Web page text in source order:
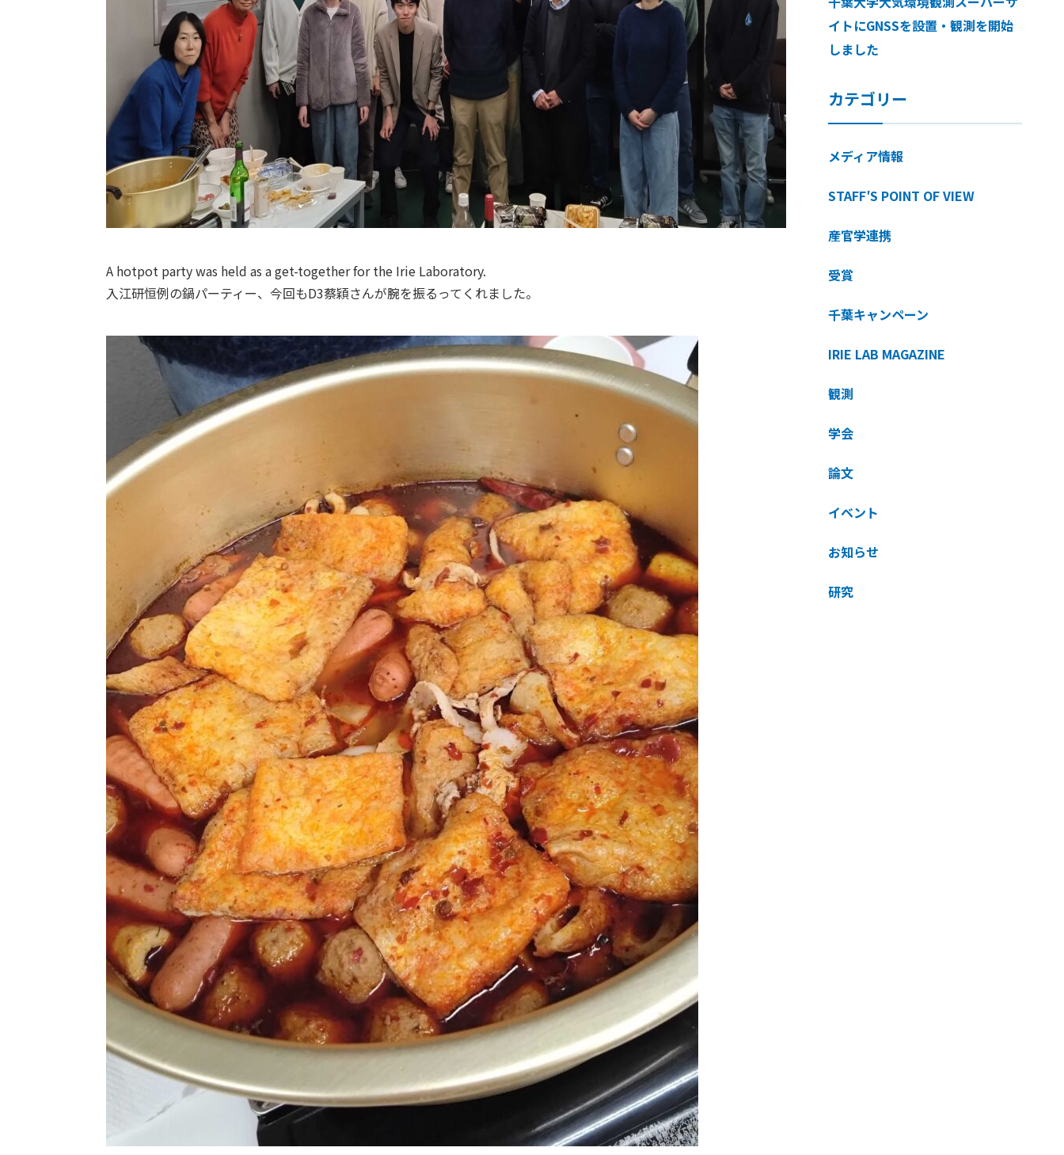
A hotpot party was held as a get-together for the Irie Laboratory.
入江研恒例の鍋パーティー、今回もD3蔡穎さんが腕を振るってくれました。
イトにGNSSを設置・観測を開始
しました
カテゴリー
メディア情報
STAFF′S POINT OF VIEW
産官学連携
受賞
千葉キャンペーン
IRIE LAB MAGAZINE
観測
学会
論文
イベント
お知らせ
研究